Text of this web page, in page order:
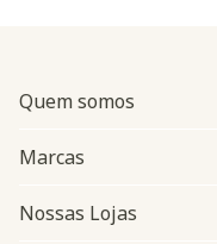
Quem somos
Marcas
Nossas Lojas